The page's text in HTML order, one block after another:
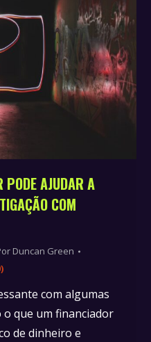
PODE AJUDAR A
COM
Duncan Green
com algumas
que um financiador
de dinheiro e